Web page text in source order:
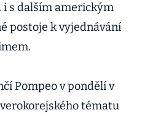
i s dalším americkým
postoje k vyjednávání
Pompeo v pondělí v
tématu